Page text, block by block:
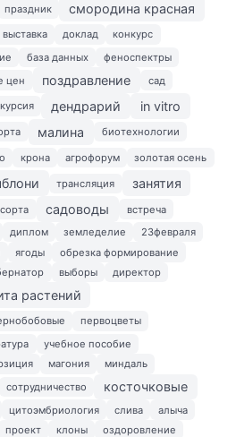
праздник смородина красная
выставка доклад
конкурс
база данных
феноспектры
цен поздравление сад
дендрарий in vitro
малина биотехнологии
крона агрофорум золотая осень
трансляция занятия
садоводы
встреча
диплом земледелие
23февраля
ягоды
обрезка формирование
выборы
директор
растений
первоцветы
учебное пособие
магония
миндаль
сотрудничество косточковые
цитоэмбриология слива
алыча
проект клоны
оздоровление